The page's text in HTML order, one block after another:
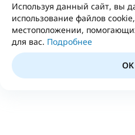
Используя данный сайт, вы
использование файлов
местоположении,
для вас. Подробнее
OK